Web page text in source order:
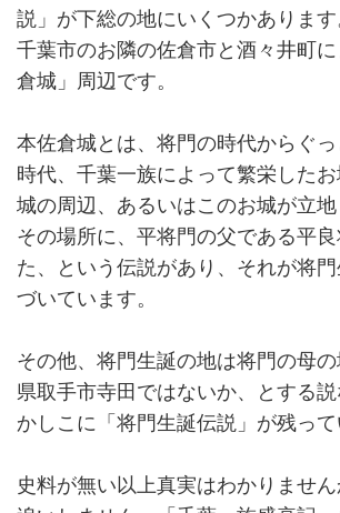
説」が下総の地にいくつかあります
千葉市のお隣の佐倉市と酒々井町
倉城」周辺です。
本佐倉城とは、将門の時代からぐ
時代、千葉一族によって繁栄した
城の周辺、あるいはこのお城が立
その場所に、平将門の父である平
た、という伝説があり、それが将
づいています。
その他、将門生誕の地は将門の母
県取手市寺田ではないか、とする説
かしこに「将門生誕伝説」が残って
史料が無い以上真実はわかりませ